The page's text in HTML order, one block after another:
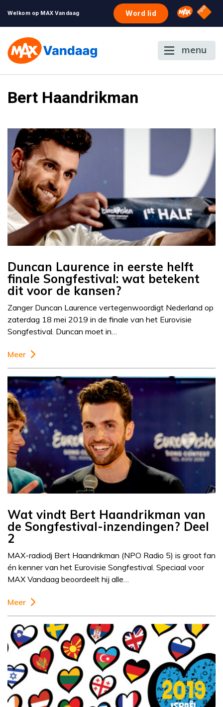
Welkom op MAX Vandaag Word lid Omroep
NPO
menu
Bert Haandrikman
Duncan Laurence in eerste helft
finale Songfestival: wat betekent
dit voor de kansen?
Zanger Duncan Laurence vertegenwoordigt Nederland op
zaterdag 18 mei 2019 in de finale van het Eurovisie
Songfestival. Duncan moet in…
Meer
Wat vindt Bert Haandrikman van
de Songfestival-inzendingen? Deel
2
MAX-radiodj Bert Haandrikman (NPO Radio 5) is groot fan
én kenner van het Eurovisie Songfestival. Speciaal voor
MAX Vandaag beoordeelt hij alle…
Meer